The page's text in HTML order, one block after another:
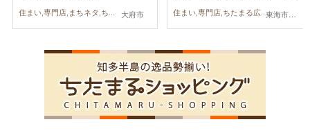
大府市
住まい,専門店,まちネタ,ちたまる広告,夫婦,家族 東海市,大府市
貰える／ちたまる広告
住まい,専門店,ちたまる広告,家族,プレゼント